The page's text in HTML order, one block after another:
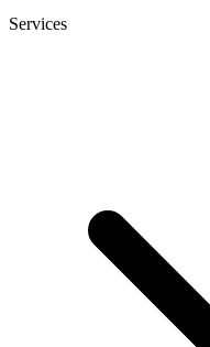
Services